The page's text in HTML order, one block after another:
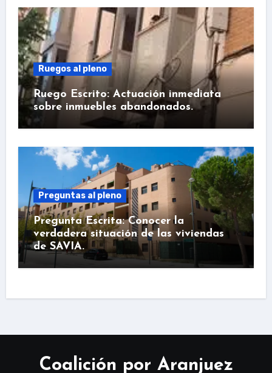
Ruegos al pleno
Ruego Escrito: Actuación inmediata
sobre inmuebles abandonados.
Preguntas al pleno
Pregunta Escrita: Conocer la
verdadera situación de las viviendas
de SAVIA.
Coalición por Aranjuez